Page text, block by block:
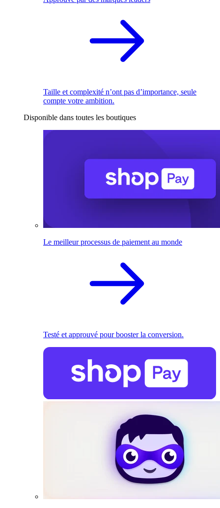
Taille et complexité n’ont pas d’importance, seule
compte votre ambition.
Disponible dans toutes les boutiques
Le meilleur processus de paiement au monde
Testé et approuvé pour booster la conversion.